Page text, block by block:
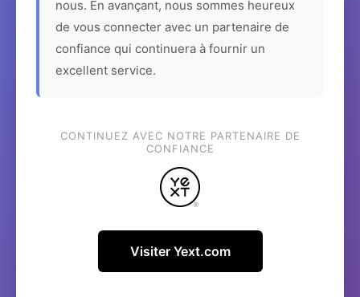
nous. En avançant, nous sommes heureux
de vous connecter avec un partenaire de
confiance qui continuera à fournir un
excellent service.
CONTINUEZ AVEC NOTRE PARTENAIRE DE
CONFIANCE
Visiter Yext.com